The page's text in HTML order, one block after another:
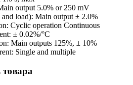
output 5.0% or 250 mV
load): Main output ± 2.0%
Cyclic operation Continuous
± 0.02%/°C
Main outputs 125%, ± 10%
Single and multiple